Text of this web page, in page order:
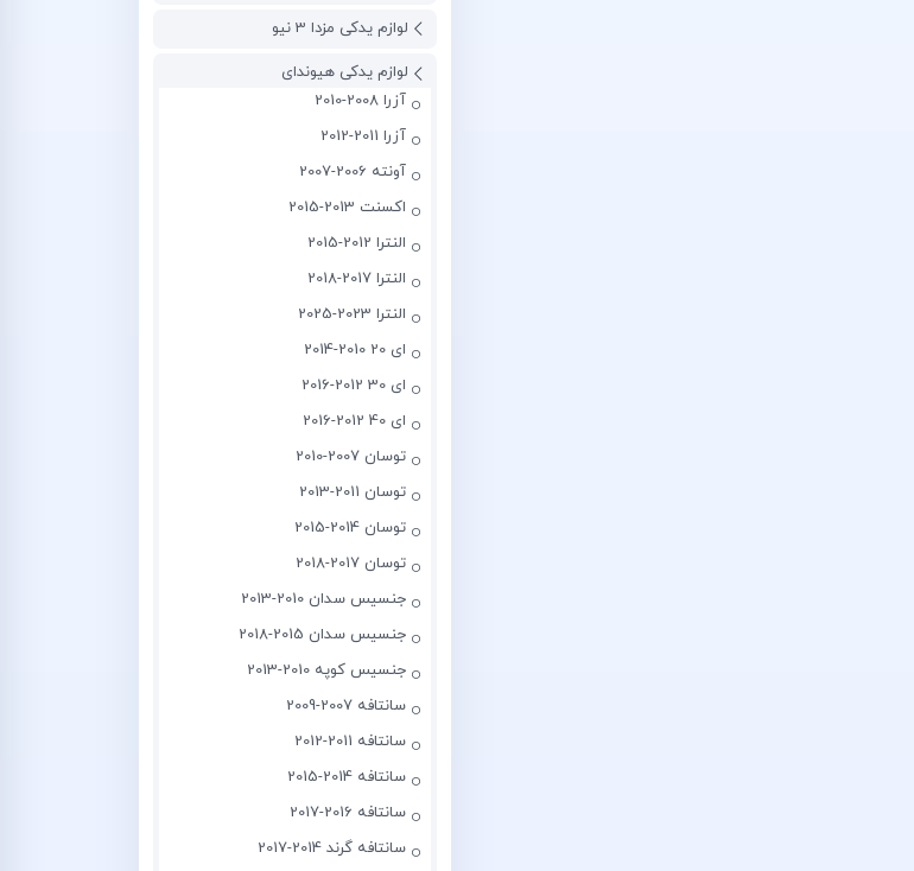
لوازم یدکی مزدا 3 نیو
لوازم یدکی هیوندای
آزرا 2008-2010
آزرا 2011-2012
آونته 2006-2007
اکسنت 2013-2015
النترا 2012-2015
النترا 2017-2018
النترا 2023-2025
ای 20 2010-2014
ای 30 2012-2016
ای 40 2012-2016
توسان 2007-2010
توسان 2011-2013
توسان 2014-2015
توسان 2017-2018
جنسیس سدان 2010-2013
جنسیس سدان 2015-2018
جنسیس کوپه 2010-2013
سانتافه 2007-2009
سانتافه 2011-2012
سانتافه 2014-2015
سانتافه 2016-2017
سانتافه گرند 2014-2017